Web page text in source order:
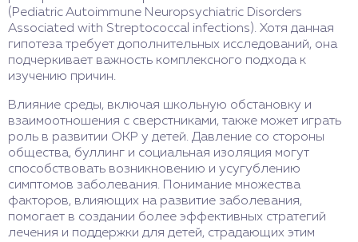
(Pediatric Autoimmune Neuropsychiatric Disorders
Associated with Streptococcal infections). Хотя данная
гипотеза требует дополнительных исследований, она
подчеркивает важность комплексного подхода к
изучению причин.
Влияние среды, включая школьную обстановку и
взаимоотношения с сверстниками, также может играть
роль в развитии ОКР у детей. Давление со стороны
общества, буллинг и социальная изоляция могут
способствовать возникновению и усугублению
симптомов заболевания. Понимание множества
факторов, влияющих на развитие заболевания,
помогает в создании более эффективных стратегий
лечения и поддержки для детей, страдающих этим